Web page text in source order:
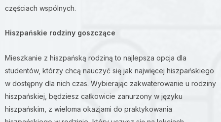
częściach wspólnych.
Hiszpańskie rodziny goszczące
Mieszkanie z hiszpańską rodziną to najlepsza opcja dla
studentów, którzy chcą nauczyć się jak najwięcej hiszpańskiego
w dostępny dla nich czas. Wybierając zakwaterowanie u rodziny
hiszpańskiej, będziesz całkowicie zanurzony w języku
hiszpańskim, z wieloma okazjami do praktykowania